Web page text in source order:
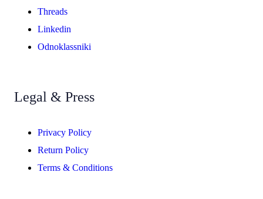
Threads
Linkedin
Odnoklassniki
Legal & Press
Privacy Policy
Return Policy
Terms & Conditions